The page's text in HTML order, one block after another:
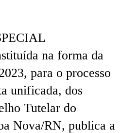
na forma da
para o processo
unificada, dos
Tutelar do
Nova/RN, publica a